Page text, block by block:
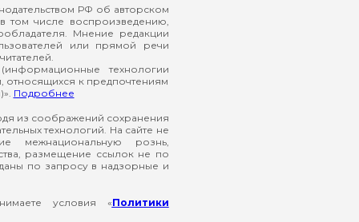
РФ об авторском
числе воспроизведению,
Мнение редакции
или прямой речи
технологии
относящихся к предпочтениям
Подробнее
из соображений сохранения
технологий. На сайте не
межнациональную рознь,
размещение ссылок не по
по запросу в надзорные и
условия «Политики